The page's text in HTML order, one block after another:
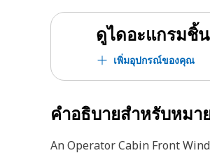
ดูไดอะแกรมชิ้
เพิ่มอุปกรณ์ของคุณ
คำอธิบายสำหรับหมา
An Operator Cabin Front